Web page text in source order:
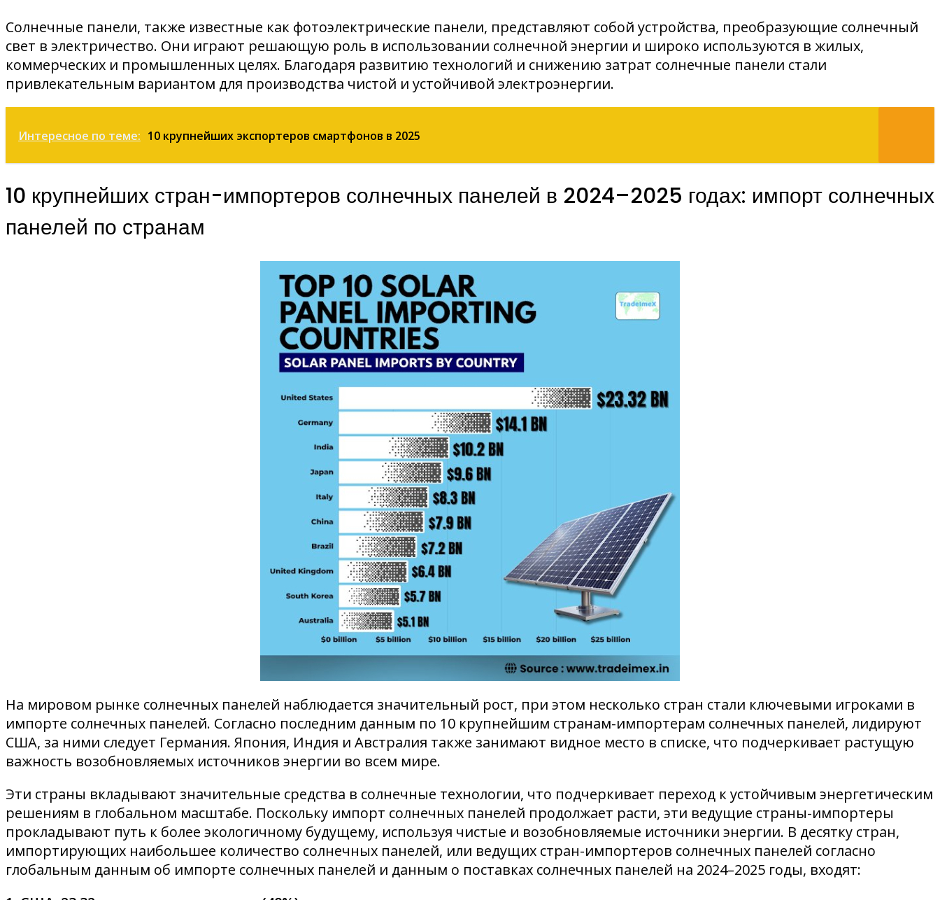
Солнечные панели, также известные как фотоэлектрические панели, представляют собой устройства, преобразующие солнечный
свет в электричество. Они играют решающую роль в использовании солнечной энергии и широко используются в жилых,
коммерческих и промышленных целях. Благодаря развитию технологий и снижению затрат солнечные панели стали
привлекательным вариантом для производства чистой и устойчивой электроэнергии.
Интересное по теме: 10 крупнейших экспортеров смартфонов в 2025
10 крупнейших стран-импортеров солнечных панелей в 2024–2025 годах: импорт солнечных
панелей по странам
На мировом рынке солнечных панелей наблюдается значительный рост, при этом несколько стран стали ключевыми игроками в
импорте солнечных панелей. Согласно последним данным по 10 крупнейшим странам-импортерам солнечных панелей, лидируют
США, за ними следует Германия. Япония, Индия и Австралия также занимают видное место в списке, что подчеркивает растущую
важность возобновляемых источников энергии во всем мире.
Эти страны вкладывают значительные средства в солнечные технологии, что подчеркивает переход к устойчивым энергетическим
решениям в глобальном масштабе. Поскольку импорт солнечных панелей продолжает расти, эти ведущие страны-импортеры
прокладывают путь к более экологичному будущему, используя чистые и возобновляемые источники энергии. В десятку стран,
импортирующих наибольшее количество солнечных панелей, или ведущих стран-импортеров солнечных панелей согласно
глобальным данным об импорте солнечных панелей и данным о поставках солнечных панелей на 2024–2025 годы, входят: